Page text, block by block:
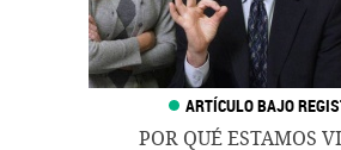
POR QUÉ ESTAMOS